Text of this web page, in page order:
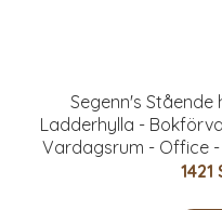
Segenn's Stående
Ladderhylla -
Vardagsrum - Office -
1421